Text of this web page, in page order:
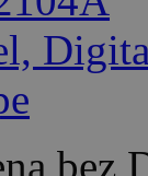
bez